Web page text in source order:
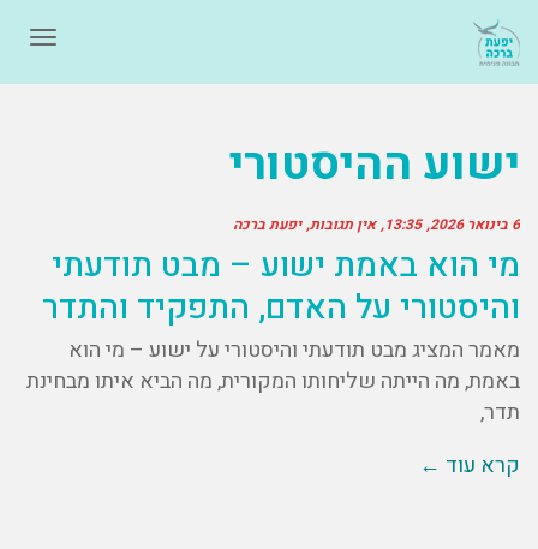
ישוע ההיסטורי
6 בינואר 2026 13:35 אין תגובות יפעת ברכה
מי הוא באמת ישוע – מבט תודעתי
והיסטורי על האדם, התפקיד והתדר
מאמר המציג מבט תודעתי והיסטורי על ישוע – מי הוא
באמת, מה הייתה שליחותו המקורית, מה הביא איתו מבחינת
תדר,
קרא עוד ←